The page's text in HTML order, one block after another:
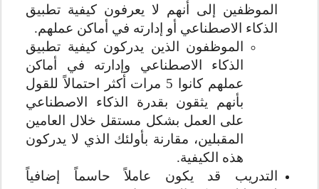
الموظفين إلى أنهم لا يعرفون كيفية تطبيق
الذكاء الاصطناعي أو إدارته في أماكن عملهم.
الموظفون الذين يدركون كيفية تطبيق
الذكاء الاصطناعي وإدارته في أماكن
عملهم كانوا 5 مرات أكثر احتمالاً للقول
بأنهم يثقون بقدرة الذكاء الاصطناعي
على العمل بشكل مستقل خلال العامين
المقبلين، مقارنة بأولئك الذي لا يدركون
هذه الكيفية.
التدريب قد يكون عاملاً حاسماً إضافياً